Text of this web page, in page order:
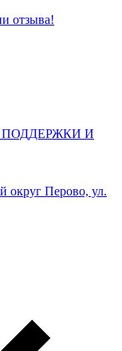
отзыва!
И
округ Перово, ул.